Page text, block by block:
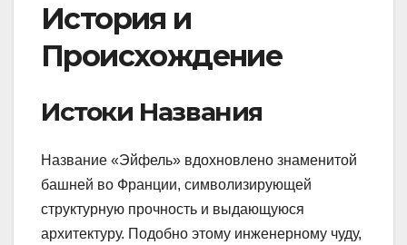
История и
Происхождение
Истоки Названия
Название «Эйфель» вдохновлено знаменитой
башней во Франции, символизирующей
структурную прочность и выдающуюся
архитектуру. Подобно этому инженерному чуду,